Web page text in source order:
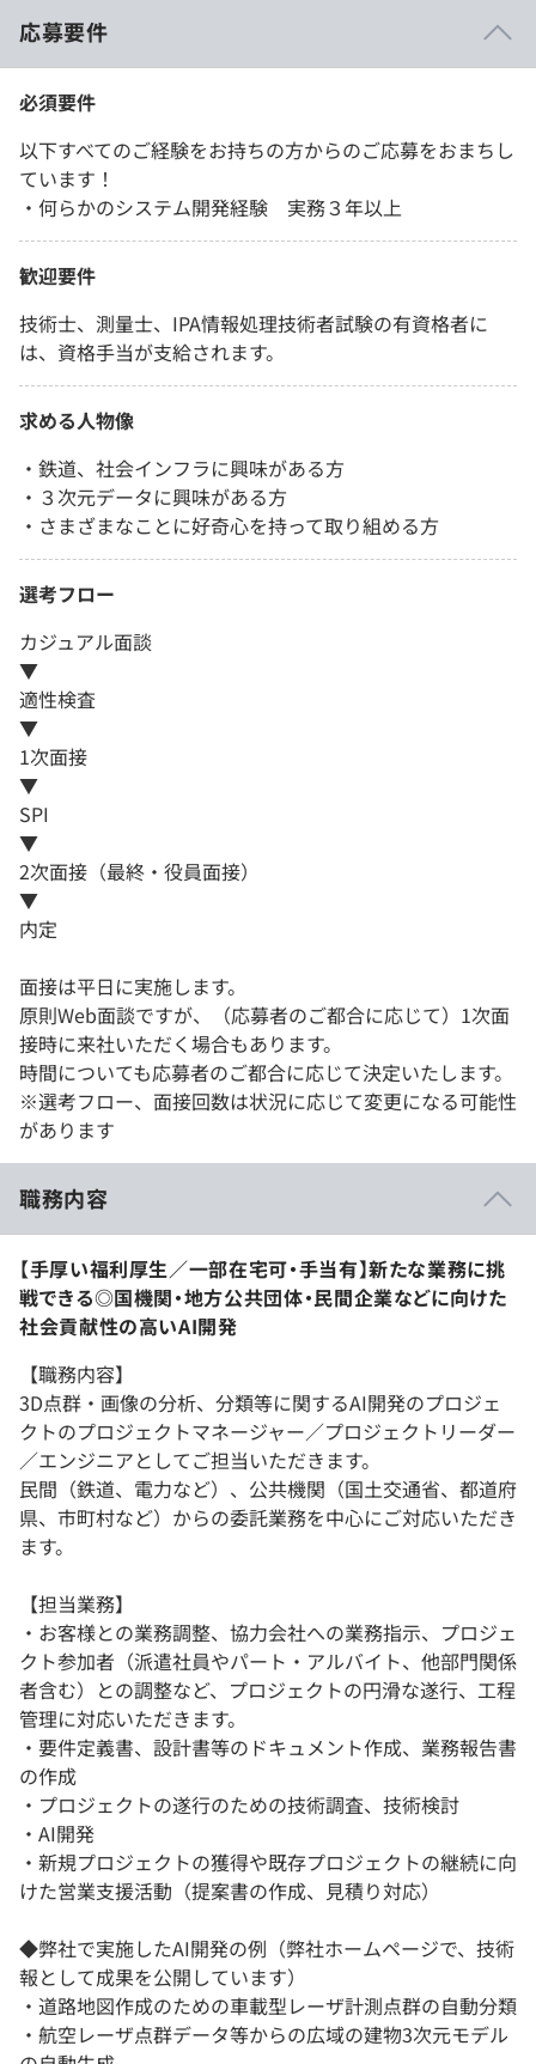
応募要件
必須要件
以下すべてのご経験をお持ちの方からのご応募をおまちし
ています！
・何らかのシステム開発経験 実務３年以上
歓迎要件
技術士、測量士、IPA情報処理技術者試験の有資格者に
は、資格手当が支給されます。
求める人物像
・鉄道、社会インフラに興味がある方
・３次元データに興味がある方
・さまざまなことに好奇心を持って取り組める方
選考フロー
カジュアル面談
▼
適性検査
▼
1次面接
▼
SPI
▼
2次面接（最終・役員面接）
▼
内定
面接は平日に実施します。
原則Web面談ですが、（応募者のご都合に応じて）1次面
接時に来社いただく場合もあります。
時間についても応募者のご都合に応じて決定いたします。
※選考フロー、面接回数は状況に応じて変更になる可能性
があります
職務内容
【手厚い福利厚生／一部在宅可・手当有】新たな業務に挑
戦できる◎国機関・地方公共団体・民間企業などに向けた
社会貢献性の高いAI開発
【職務内容】
3D点群・画像の分析、分類等に関するAI開発のプロジェ
クトのプロジェクトマネージャー／プロジェクトリーダー
／エンジニアとしてご担当いただきます。
民間（鉄道、電力など）、公共機関（国土交通省、都道府
県、市町村など）からの委託業務を中心にご対応いただき
ます。
【担当業務】
・お客様との業務調整、協力会社への業務指示、プロジェ
クト参加者（派遣社員やパート・アルバイト、他部門関係
者含む）との調整など、プロジェクトの円滑な遂行、工程
管理に対応いただきます。
・要件定義書、設計書等のドキュメント作成、業務報告書
の作成
・プロジェクトの遂行のための技術調査、技術検討
・AI開発
・新規プロジェクトの獲得や既存プロジェクトの継続に向
けた営業支援活動（提案書の作成、見積り対応）
◆弊社で実施したAI開発の例（弊社ホームページで、技術
報として成果を公開しています）
・道路地図作成のための車載型レーザ計測点群の自動分類
・航空レーザ点群データ等からの広域の建物3次元モデル